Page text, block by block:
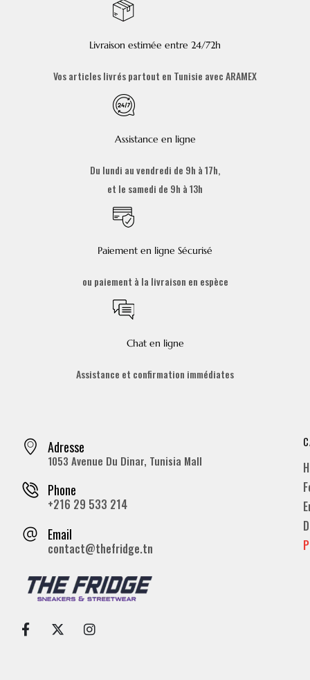
Livraison estimée entre 24/72h
Vos articles livrés partout en Tunisie avec ARAMEX
Assistance en ligne
Du lundi au vendredi de 9h à 17h,
et le samedi de 9h à 13h
Paiement en ligne Sécurisé
ou paiement à la livraison en espèce
Chat en ligne
Assistance et confirmation immédiates
Adresse
1053 Avenue Du Dinar, Tunisia Mall
Phone
+216 29 533 214
Email
contact@thefridge.tn